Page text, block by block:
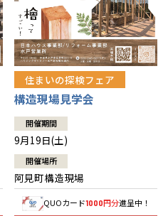
住まいの探検フェア
構造現場見学会
開催期間
9月19日(土)
開催場所
阿見町構造現場
QUOカード1000円分進呈中！